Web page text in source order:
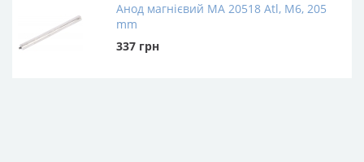
Анод магнієвий МА 20518 Atl, М6, 205
mm
337 грн